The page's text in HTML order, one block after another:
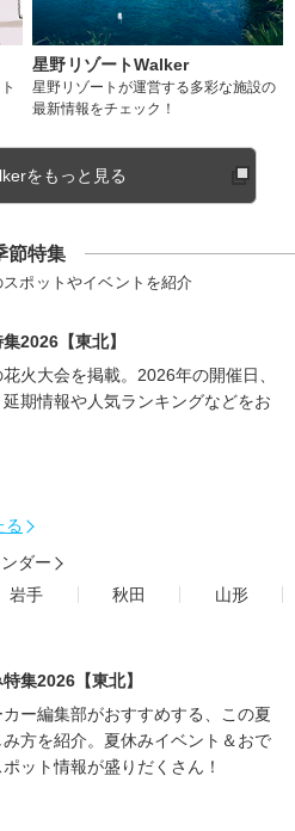
星野リゾートWalker
星野リゾートが運営する多彩な施設の
最新情報をチェック！
をもっと見る
節特集
ポットやイベントを紹介
2026【東北】
火大会を掲載。2026年の開催日、
期情報や人気ランキングなどをお
る
ダー
岩手 秋田
山形
集2026【東北】
カー編集部がおすすめする、この夏
方を紹介。夏休みイベント＆おで
ット情報が盛りだくさん！